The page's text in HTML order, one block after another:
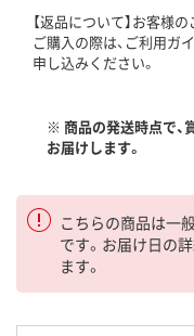
【返品について】お客様
ご購入の際は、ご利用ガ
申し込みください。
※ 商品の発送時点で、
お届けします。
こちらの商品は一
です。お届け日の
ます。